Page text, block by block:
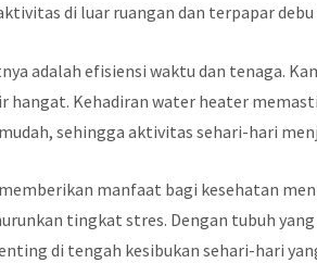
di luar ruangan dan terpapar
adalah efisiensi waktu dan tenaga.
hangat. Kehadiran water heater
sehingga aktivitas sehari-hari
manfaat bagi kesehatan
tingkat stres. Dengan tubuh
di tengah kesibukan sehari-hari